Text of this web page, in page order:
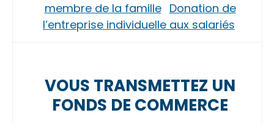
membre de la famille Donation de
l’entreprise individuelle aux salariés
VOUS TRANSMETTEZ UN
FONDS DE COMMERCE